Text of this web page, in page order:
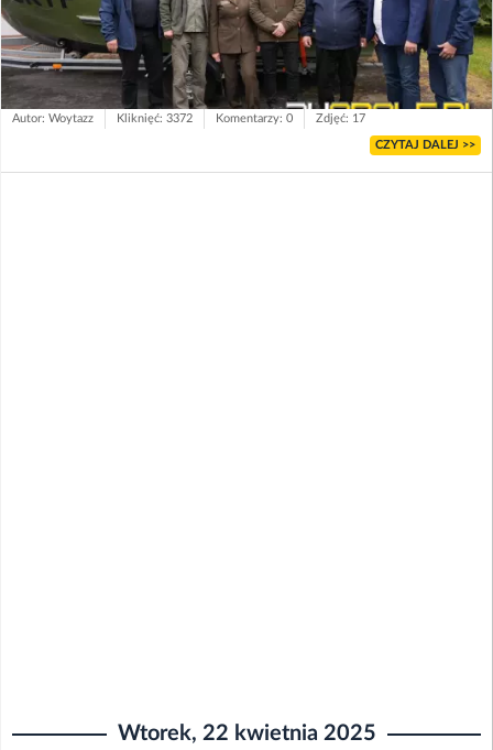
Autor: Woytazz Kliknięć: 3372 Komentarzy: 0 Zdjęć: 17
CZYTAJ DALEJ >>
Wtorek, 22 kwietnia 2025